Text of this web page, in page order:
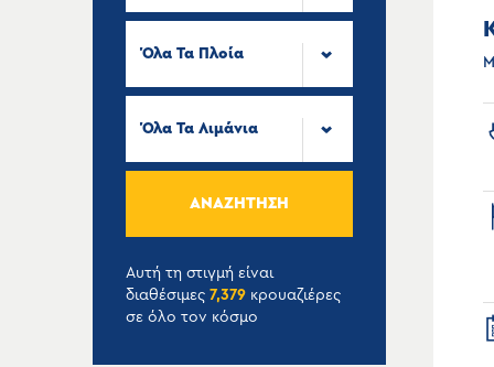
Όλα Τα Πλοία
Όλα Τα Λιμάνια
ΑΝΑΖΉΤΗΣΗ
Αυτή τη στιγμή είναι
διαθέσιμες 7,379 κρουαζιέρες
σε όλο τον κόσμο